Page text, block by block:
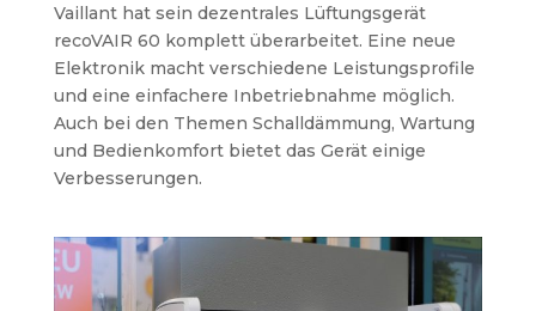
Vaillant hat sein dezentrales Lüftungsgerät
recoVAIR 60 komplett überarbeitet. Eine neue
Elektronik macht verschiedene Leistungsprofile
und eine einfachere Inbetriebnahme möglich.
Auch bei den Themen Schalldämmung, Wartung
und Bedienkomfort bietet das Gerät einige
Verbesserungen.